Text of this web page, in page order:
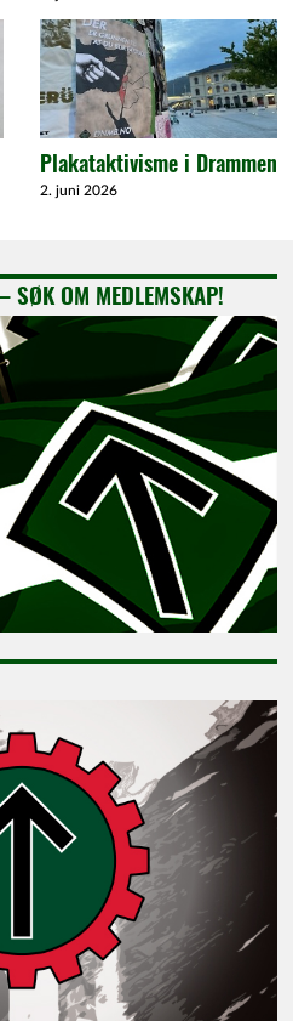
Plakataktivisme i Drammen
2. juni 2026
SØK OM MEDLEMSKAP!